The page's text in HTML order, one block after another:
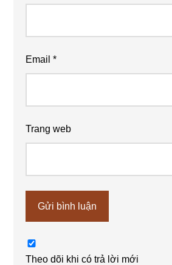
Email*
Trang web
Theo dõi khi có trả lời mới